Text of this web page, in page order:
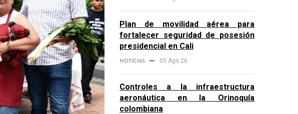
Plan de movilidad aérea para
fortalecer seguridad de posesión
presidencial en Cali
NOTICIAS 05 Ago 26
Controles a la infraestructura
aeronáutica en la Orinoquía
colombiana